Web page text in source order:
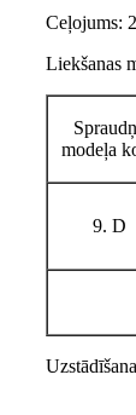
Ceļojums:
Liekšanas
modeļa
9. D